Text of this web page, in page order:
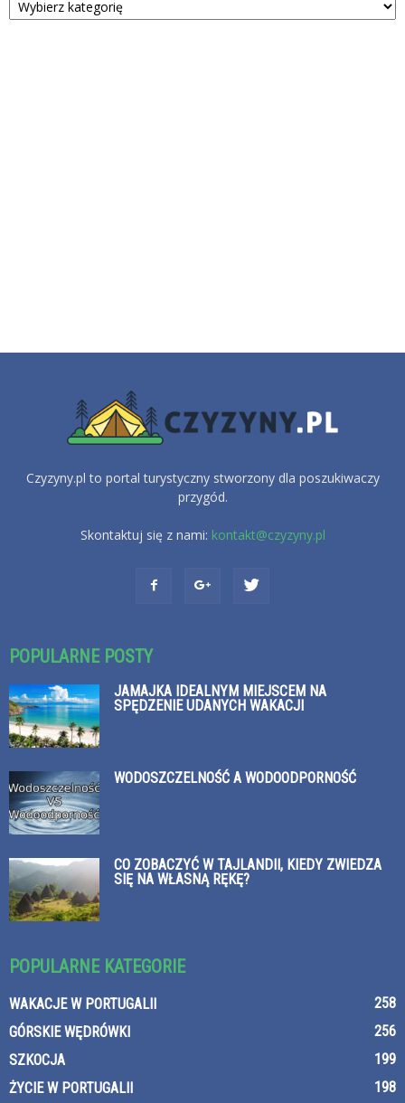
Czyzyny.pl to portal turystyczny stworzony dla poszukiwaczy
przygód.
Skontaktuj się z nami: kontakt@czyzyny.pl
POPULARNE POSTY
JAMAJKA IDEALNYM MIEJSCEM NA
SPĘDZENIE UDANYCH WAKACJI
WODOSZCZELNOŚĆ A WODOODPORNOŚĆ
CO ZOBACZYĆ W TAJLANDII, KIEDY ZWIEDZA
SIĘ NA WŁASNĄ RĘKĘ?
POPULARNE KATEGORIE
WAKACJE W PORTUGALII
258
GÓRSKIE WĘDRÓWKI
256
SZKOCJA
199
ŻYCIE W PORTUGALII
198